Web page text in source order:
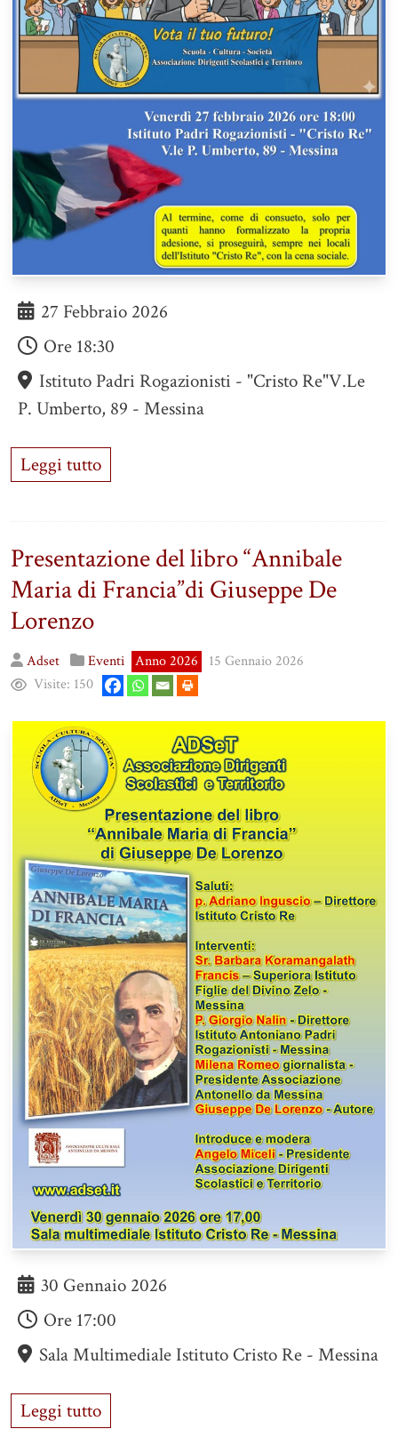
27 Febbraio 2026
Ore 18:30
Istituto Padri Rogazionisti - "Cristo Re"V.le
P. Umberto, 89 - Messina
Leggi tutto
Presentazione del libro “Annibale
Maria di Francia”di Giuseppe De
Lorenzo
Adset Eventi Anno 2026
15 Gennaio 2026
Visite: 150
30 Gennaio 2026
Ore 17:00
Sala Multimediale Istituto Cristo Re - Messina
Leggi tutto